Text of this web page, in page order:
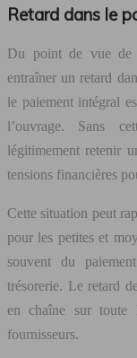
Retard dans le
Du point de vue de
entraîner un retard
le paiement intégral
l’ouvrage. Sans
légitimement retenir
tensions financières
Cette situation peut
pour les petites et
souvent du
trésorerie. Le retard
en chaîne sur toute
fournisseurs.